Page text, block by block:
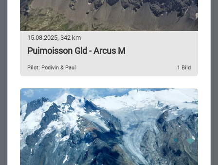
15.08.2025, 342 km
Puimoisson Gld - Arcus M
Pilot: Podivin & Paul 1 Bild